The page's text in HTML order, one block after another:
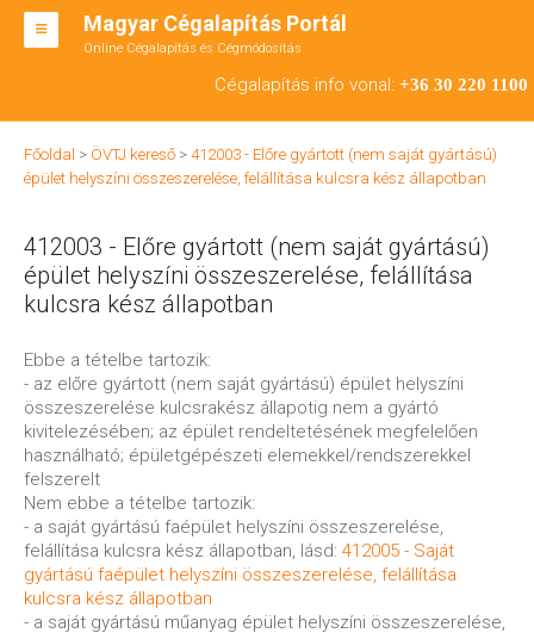
Magyar Cégalapítás Portál
Online Cégalapítás és Cégmódosítás
Cégalapítás info vonal: +36 30 220 1100
BT ALAPÍTÁS
RT ALAPÍTÁS
ÁTALAKULÁS
TEÁOR SZÁMOK '08
ENGEDÉLYKÖTELES
KAPCSOLAT
IRODÁK
Főoldal > ÖVTJ kereső > 412003 - Előre gyártott (nem saját gyártású)
épület helyszíni összeszerelése, felállítása kulcsra kész állapotban
412003 - Előre gyártott (nem saját gyártású)
épület helyszíni összeszerelése, felállítása
kulcsra kész állapotban
Ebbe a tételbe tartozik:
- az előre gyártott (nem saját gyártású) épület helyszíni
összeszerelése kulcsrakész állapotig nem a gyártó
kivitelezésében; az épület rendeltetésének megfelelően
használható; épületgépészeti elemekkel/rendszerekkel
felszerelt
Nem ebbe a tételbe tartozik:
- a saját gyártású faépület helyszíni összeszerelése,
felállítása kulcsra kész állapotban, lásd: 412005 - Saját
gyártású faépület helyszíni összeszerelése, felállítása
kulcsra kész állapotban
- a saját gyártású műanyag épület helyszíni összeszerelése,